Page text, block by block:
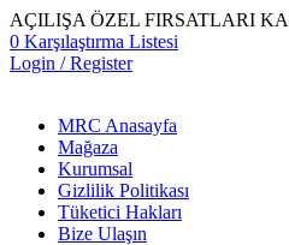
AÇILIŞA ÖZEL FIRSATLARI
0 Karşılaştırma Listesi
Login / Register
MRC Anasayfa
Mağaza
Kurumsal
Gizlilik Politikası
Tüketici Hakları
Bize Ulaşın